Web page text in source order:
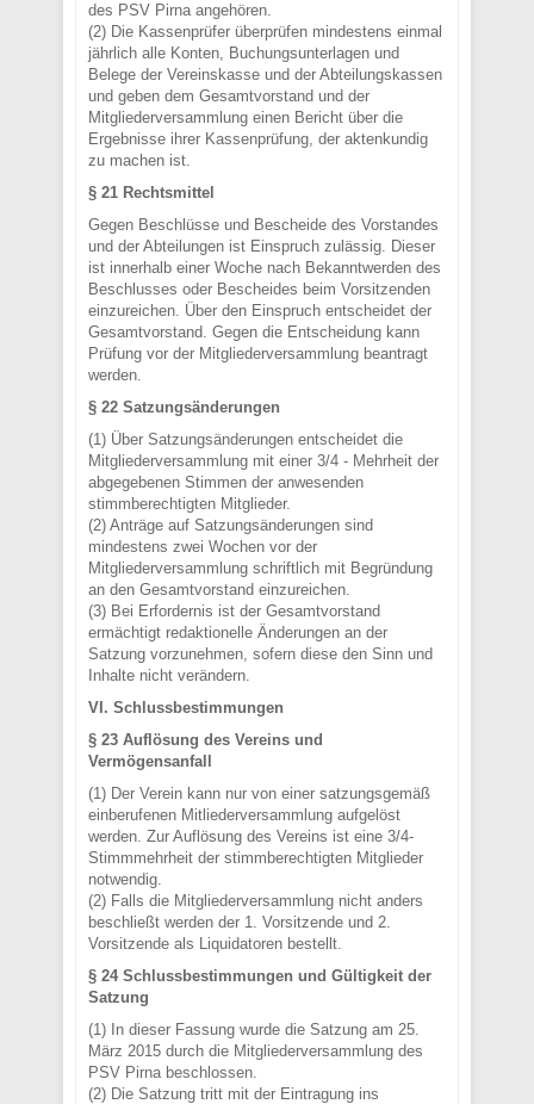
des PSV Pirna angehören.
(2) Die Kassenprüfer überprüfen mindestens einmal
jährlich alle Konten, Buchungsunterlagen und
Belege der Vereinskasse und der Abteilungskassen
und geben dem Gesamtvorstand und der
Mitgliederversammlung einen Bericht über die
Ergebnisse ihrer Kassenprüfung, der aktenkundig
zu machen ist.
§ 21 Rechtsmittel
Gegen Beschlüsse und Bescheide des Vorstandes
und der Abteilungen ist Einspruch zulässig. Dieser
ist innerhalb einer Woche nach Bekanntwerden des
Beschlusses oder Bescheides beim Vorsitzenden
einzureichen. Über den Einspruch entscheidet der
Gesamtvorstand. Gegen die Entscheidung kann
Prüfung vor der Mitgliederversammlung beantragt
werden.
§ 22 Satzungsänderungen
(1) Über Satzungsänderungen entscheidet die
Mitgliederversammlung mit einer 3/4 - Mehrheit der
abgegebenen Stimmen der anwesenden
stimmberechtigten Mitglieder.
(2) Anträge auf Satzungsänderungen sind
mindestens zwei Wochen vor der
Mitgliederversammlung schriftlich mit Begründung
an den Gesamtvorstand einzureichen.
(3) Bei Erfordernis ist der Gesamtvorstand
ermächtigt redaktionelle Änderungen an der
Satzung vorzunehmen, sofern diese den Sinn und
Inhalte nicht verändern.
VI. Schlussbestimmungen
§ 23 Auflösung des Vereins und
Vermögensanfall
(1) Der Verein kann nur von einer satzungsgemäß
einberufenen Mitliederversammlung aufgelöst
werden. Zur Auflösung des Vereins ist eine 3/4-
Stimmmehrheit der stimmberechtigten Mitglieder
notwendig.
(2) Falls die Mitgliederversammlung nicht anders
beschließt werden der 1. Vorsitzende und 2.
Vorsitzende als Liquidatoren bestellt.
§ 24 Schlussbestimmungen und Gültigkeit der
Satzung
(1) In dieser Fassung wurde die Satzung am 25.
März 2015 durch die Mitgliederversammlung des
PSV Pirna beschlossen.
(2) Die Satzung tritt mit der Eintragung ins